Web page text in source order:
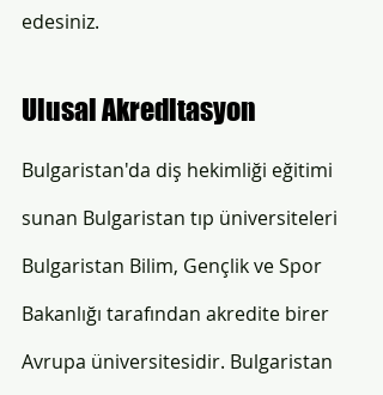
edesiniz.
Ulusal Akreditasyon
Bulgaristan'da diş hekimliği eğitimi
sunan Bulgaristan tıp üniversiteleri
Bulgaristan Bilim, Gençlik ve Spor
Bakanlığı tarafından akredite birer
Avrupa üniversitesidir. Bulgaristan